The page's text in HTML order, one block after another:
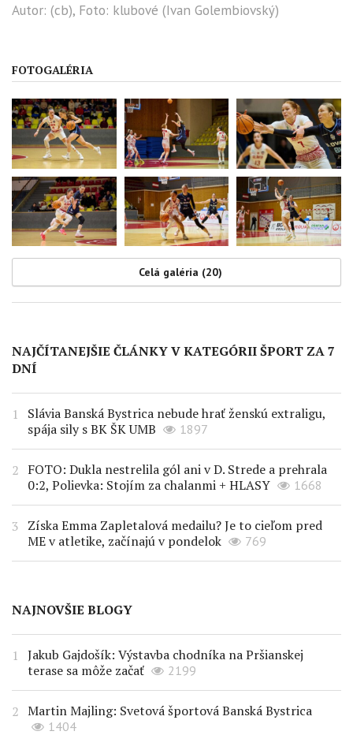
Autor: (cb), Foto: klubové (Ivan Golembiovský)
FOTOGALÉRIA
Celá galéria (20)
NAJČÍTANEJŠIE ČLÁNKY V KATEGÓRII ŠPORT ZA 7
DNÍ
Slávia Banská Bystrica nebude hrať ženskú extraligu,
spája sily s BK ŠK UMB
1897
FOTO: Dukla nestrelila gól ani v D. Strede a prehrala
0:2, Polievka: Stojím za chalanmi + HLASY
1668
Získa Emma Zapletalová medailu? Je to cieľom pred
ME v atletike, začínajú v pondelok
769
NAJNOVŠIE BLOGY
Jakub Gajdošík: Výstavba chodníka na Pršianskej
terase sa môže začať
2199
Martin Majling: Svetová športová Banská Bystrica
1404